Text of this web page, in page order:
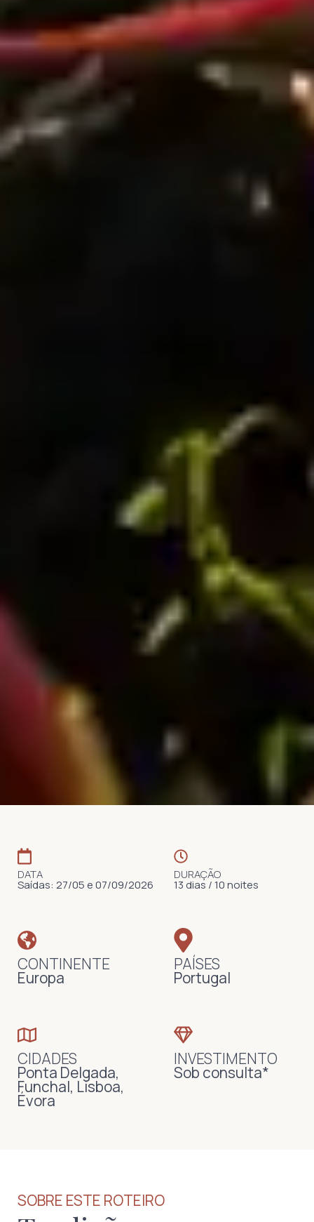
DATA
Saídas: 27/05 e 07/09/2026
DURAÇÃO
13 dias / 10 noites
CONTINENTE
Europa
PAÍSES
Portugal
CIDADES
Ponta Delgada,
Funchal, Lisboa,
Évora
INVESTIMENTO
Sob consulta*
SOBRE ESTE ROTEIRO